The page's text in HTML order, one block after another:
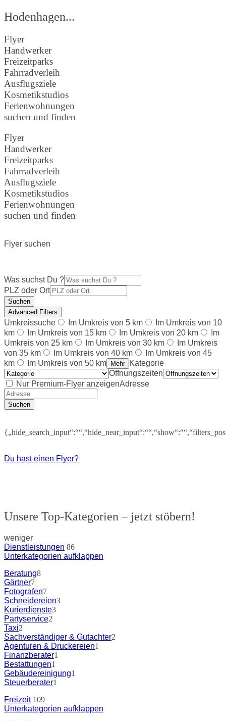
Hodenhagen...
Flyer
Handwerker
Freizeitparks
Fahrradverleih
Ausflugsziele
Kosmetikstudios
Ferienwohnungen
suchen und finden
Flyer
Handwerker
Freizeitparks
Fahrradverleih
Ausflugsziele
Kosmetikstudios
Ferienwohnungen
suchen und finden
Flyer suchen
Was suchst Du ?
PLZ oder Ort
Suchen
Advanced Filters
Umkreissuche Im Umkreis von 5 km
Im Umkreis von 10
km
Im Umkreis von 15 km Im Umkreis von 20 km
Im
Umkreis von 25 km
Im Umkreis von 30 km
Im Umkreis
von 35 km
Im Umkreis von 40 km
Im Umkreis von 45
km
Im Umkreis von 50 km Mehr
Kategorie
Öffnungszeiten
Nur Premium-Flyer anzeigenAdresse
Suchen
Du hast einen Flyer?
Unsere Top-Kategorien – jetzt stöbern!
weniger
Dienstleistungen 86
Unterkategorien aufklappen
Beratung8
Gärtner7
Fotografen7
Schneidereien3
Kurierdienste3
Partyservice2
Taxi2
Sachverständiger & Gutachter2
Agenturen & Druckereien1
Finanzberater1
Bestattungen1
Gebäudereinigung1
Steuerberater1
Freizeit109
Unterkategorien aufklappen